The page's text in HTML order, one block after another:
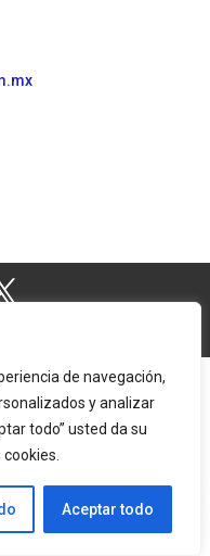
de navegación,
y analizar
todo” usted da su
Aceptar todo
ITCmx